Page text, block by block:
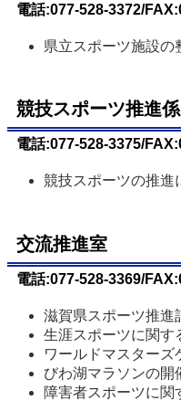
電話:077-528-3372/
県立スポーツ施設の
競技スポーツ推進係
電話:077-528-3375/
競技スポーツの推進
交流推進室
電話:077-528-3369/
滋賀県スポーツ推進
生涯スポーツに関す
ワールドマスターズ
びわ湖マラソンの開
障害者スポーツに関